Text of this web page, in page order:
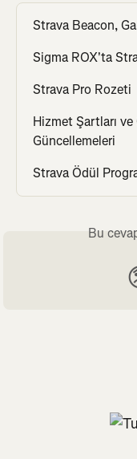
Strava Beacon,
Sigma ROX'ta
Strava Pro Rozeti
Hizmet Şartları
Güncellemeleri
Strava Ödül
Bu